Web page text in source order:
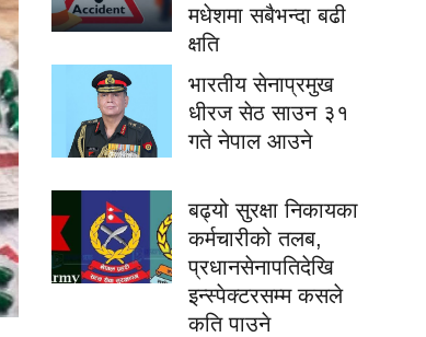
मधेशमा सबैभन्दा बढी
क्षति
भारतीय सेनाप्रमुख
धीरज सेठ साउन ३१
गते नेपाल आउने
बढ्यो सुरक्षा निकायका
कर्मचारीको तलब,
प्रधानसेनापतिदेखि
इन्स्पेक्टरसम्म कसले
कति पाउने